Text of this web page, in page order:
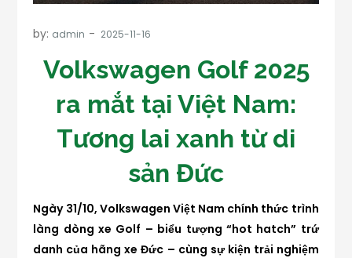
by: admin
Volkswagen Golf 2025
ra mắt tại Việt Nam:
Tương lai xanh từ di
sản Đức
Ngày 31/10, Volkswagen Việt Nam chính thức trình
làng dòng xe Golf – biểu tượng “hot hatch” trứ
danh của hãng xe Đức – cùng sự kiện trải nghiệm